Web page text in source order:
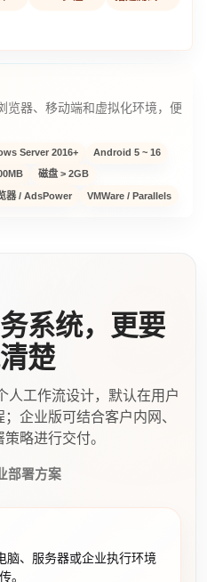
览器、移动端和虚拟化环境，便
Server 2016+ Android 5 ~ 16
磁盘 > 2GB
器 / AdsPower VMWare / Parallels
系统，更要
楚
人工作流设计，默认在用户
企业版可结合客户内网、
略进行交付。
部署方案
脑、服务器或企业执行环境
。